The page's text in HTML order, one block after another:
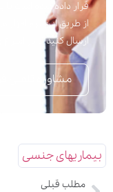
قرار داده شده است تا
از طریق این نرم
ارسال کنید تا در
مشاوره تلفنی
بیماریهای جنسی
مطلب قبلی